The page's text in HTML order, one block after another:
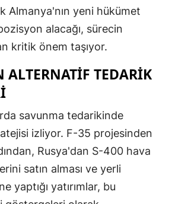
Almanya'nın yeni hükümet
alacağı, sürecin
kritik önem taşıyor.
ALTERNATIF TEDARIK
savunma tedarikinde
izliyor. F-35 projesinden
Rusya'dan S-400 hava
satın alması ve yerli
yaptığı yatırımlar, bu